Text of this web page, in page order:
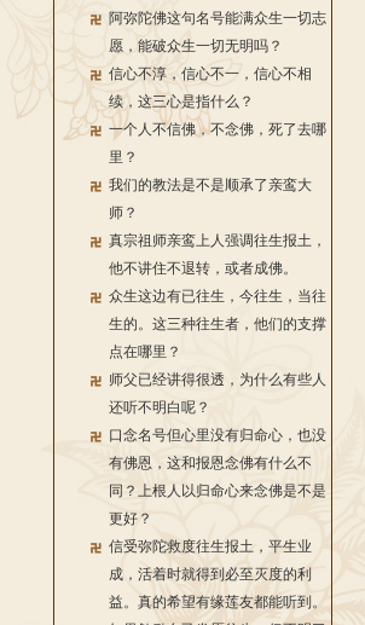
阿弥陀佛这句名号能满众生一切志
愿，能破众生一切无明吗？
信心不淳，信心不一，信心不相
续，这三心是指什么？
一个人不信佛，不念佛，死了去哪
里？
我们的教法是不是顺承了亲鸾大
师？
真宗祖师亲鸾上人强调往生报土，
他不讲住不退转，或者成佛。
众生这边有已往生，今往生，当往
生的。这三种往生者，他们的支撑
点在哪里？
师父已经讲得很透，为什么有些人
还听不明白呢？
口念名号但心里没有归命心，也没
有佛恩，这和报恩念佛有什么不
同？上根人以归命心来念佛是不是
更好？
信受弥陀救度往生报土，平生业
成，活着时就得到必至灭度的利
益。真的希望有缘莲友都能听到。